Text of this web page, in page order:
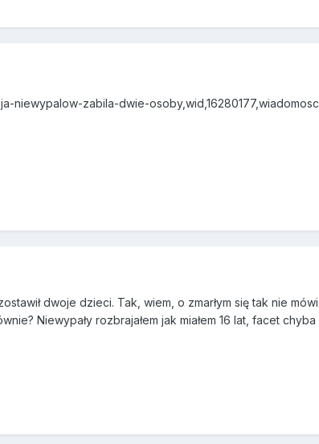
niewypalow-zabila-dwie-
dwoje dzieci. Tak, wiem, o zmarłym się tak nie
Niewypały rozbrajałem jak miałem 16 lat, facet chyba